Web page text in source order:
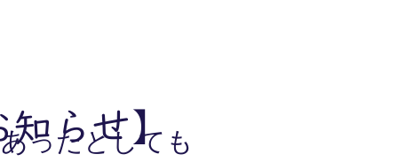
ったとしても
らせ】